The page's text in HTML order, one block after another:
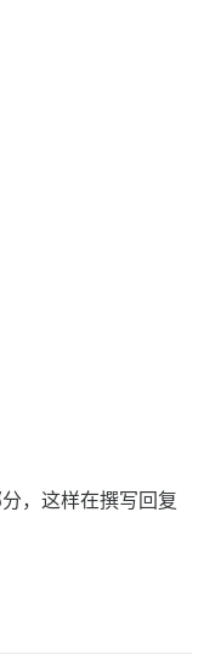
，这样在撰写回复